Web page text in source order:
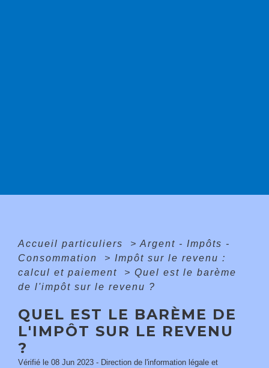
Accueil particuliers > Argent - Impôts -
Consommation
> Impôt sur le revenu :
calcul et paiement
> Quel est le barème
de l'impôt sur le revenu ?
QUEL EST LE BARÈME DE
L'IMPÔT SUR LE REVENU
?
Vérifié le 08 Jun 2023 - Direction de l'information légale et